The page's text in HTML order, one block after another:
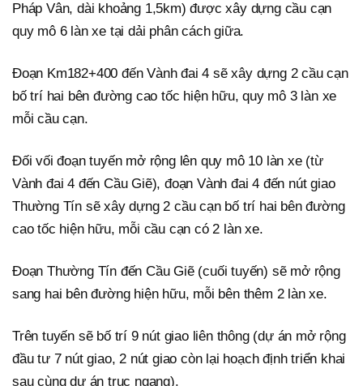
Pháp Vân, dài khoảng 1,5km) được xây dựng cầu cạn
quy mô 6 làn xe tại dải phân cách giữa.
Đoạn Km182+400 đến Vành đai 4 sẽ xây dựng 2 cầu cạn
bố trí hai bên đường cao tốc hiện hữu, quy mô 3 làn xe
mỗi cầu cạn.
Đối vối đoạn tuyến mở rộng lên quy mô 10 làn xe (từ
Vành đai 4 đến Cầu Giẽ), đoạn Vành đai 4 đến nút giao
Thường Tín sẽ xây dựng 2 cầu cạn bố trí hai bên đường
cao tốc hiện hữu, mỗi cầu cạn có 2 làn xe.
Đoạn Thường Tín đến Cầu Giẽ (cuối tuyến) sẽ mở rộng
sang hai bên đường hiện hữu, mỗi bên thêm 2 làn xe.
Trên tuyến sẽ bố trí 9 nút giao liên thông (dự án mở rộng
đầu tư 7 nút giao, 2 nút giao còn lại hoạch định triển khai
sau cùng dự án trục ngang).